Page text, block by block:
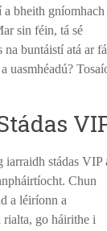
a bheith gníomhach
sin féin, tá sé
na buntáistí atá ar
uasmhéadú?
iarraidh stádas VIP
Chun
a léiríonn a
rialta, go háirithe i